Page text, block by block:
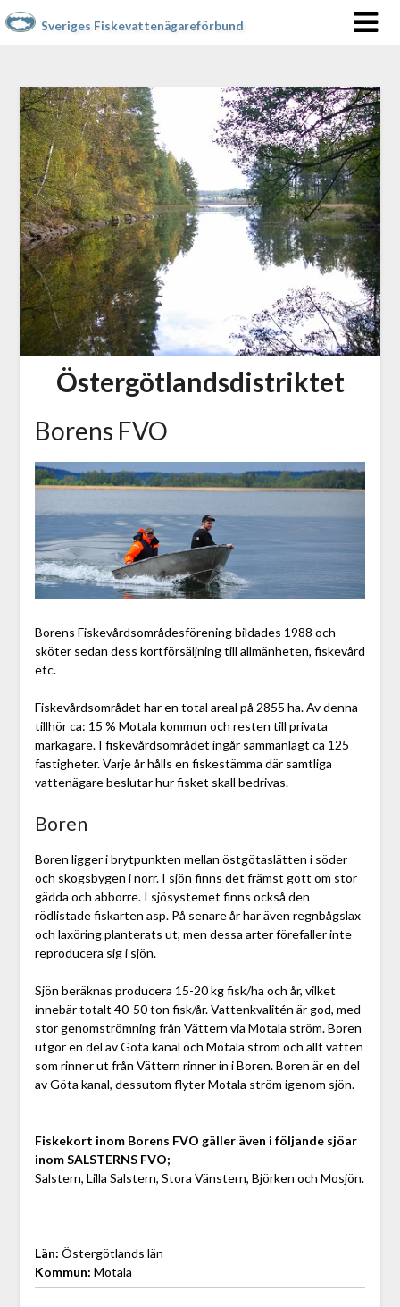
Sveriges Fiskevattenägareförbund
Östergötlandsdistriktet
Borens FVO
Borens Fiskevårdsområdesförening bildades 1988 och
sköter sedan dess kortförsäljning till allmänheten, fiskevård
etc.
Fiskevårdsområdet har en total areal på 2855 ha. Av denna
tillhör ca: 15 % Motala kommun och resten till privata
markägare. I fiskevårdsområdet ingår sammanlagt ca 125
fastigheter. Varje år hålls en fiskestämma där samtliga
vattenägare beslutar hur fisket skall bedrivas.
Boren
Boren ligger i brytpunkten mellan östgötaslätten i söder
och skogsbygen i norr. I sjön finns det främst gott om stor
gädda och abborre. I sjösystemet finns också den
rödlistade fiskarten asp. På senare år har även regnbågslax
och laxöring planterats ut, men dessa arter förefaller inte
reproducera sig i sjön.
Sjön beräknas producera 15-20 kg fisk/ha och år, vilket
innebär totalt 40-50 ton fisk/år. Vattenkvalitén är god, med
stor genomströmning från Vättern via Motala ström. Boren
utgör en del av Göta kanal och Motala ström och allt vatten
som rinner ut från Vättern rinner in i Boren. Boren är en del
av Göta kanal, dessutom flyter Motala ström igenom sjön.
Fiskekort inom Borens FVO gäller även i följande sjöar
inom SALSTERNS FVO;
Salstern, Lilla Salstern, Stora Vänstern, Björken och Mosjön.
Län: Östergötlands län
Kommun: Motala